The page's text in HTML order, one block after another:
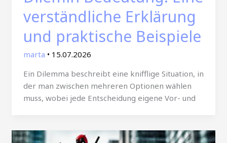
verständliche Erklärung
und praktische Beispiele
marta • 15.07.2026
Ein Dilemma beschreibt eine knifflige Situation, in
der man zwischen mehreren Optionen wählen
muss, wobei jede Entscheidung eigene Vor- und